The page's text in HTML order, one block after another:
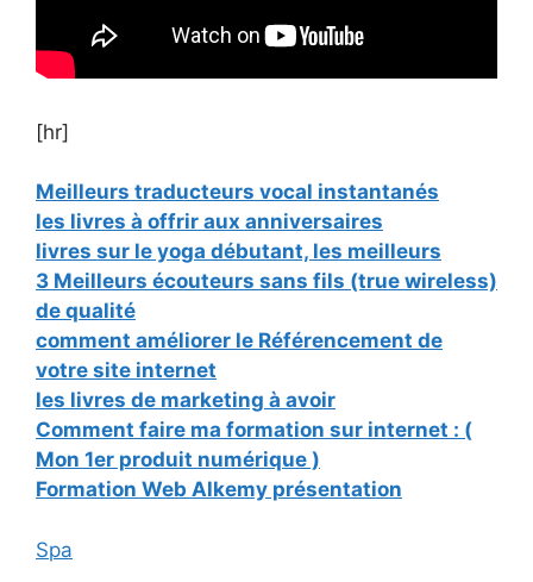
[hr]
Meilleurs traducteurs vocal instantanés
les livres à offrir aux anniversaires
livres sur le yoga débutant, les meilleurs
3 Meilleurs écouteurs sans fils (true wireless)
de qualité
comment améliorer le Référencement de
votre site internet
les livres de marketing à avoir
Comment faire ma formation sur internet : (
Mon 1er produit numérique )
Formation Web Alkemy présentation
Spa